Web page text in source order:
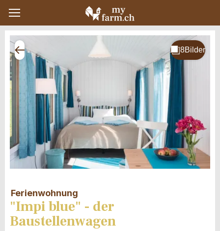
Ferienwohnung
"Impi blue" - der
Baustellenwagen